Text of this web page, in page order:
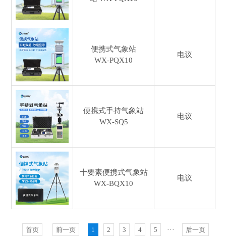
便携式气象站
WX-PQX10
电议
便携式手持气象站
WX-SQ5
电议
十要素便携式气象站
WX-BQX10
电议
首页 前一页 1 2 3 4 5 ··· 后一页